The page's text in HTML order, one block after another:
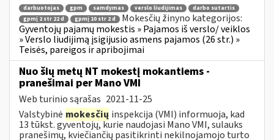
darbuotojas gpm samdymas verslo liudijimas
darbo sutartis
gpmį 2 str 22 d
gpmį 10 str 2 d
Mokesčių žinyno kategorijos:
Gyventojų pajamų mokestis » Pajamos iš verslo/ veiklos
» Verslo liudijimą įsigijusio asmens pajamos (26 str.) »
Teisės, pareigos ir apribojimai
Nuo šių metų NT mokestį mokantiems -
pranešimai per Mano VMI
Web turinio sąrašas 2021-11-25
Valstybinė mokesčių inspekcija (VMI) informuoja, kad
13 tūkst. gyventojų, kurie naudojasi Mano VMI, sulauks
pranešimų, kviečiančių pasitikrinti nekilnojamojo turto